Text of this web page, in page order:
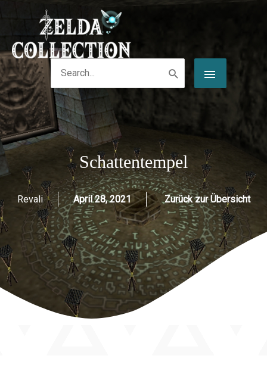
springen
for:
Schattentempel
Revali April 28, 2021 Zurück zur Übersicht
navigation